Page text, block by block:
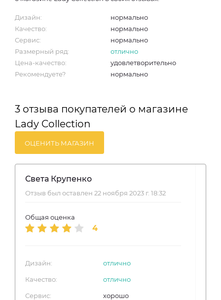
Дизайн:
нормально
Качество:
нормально
Сервис:
нормально
Размерный ряд:
отлично
Цена-качество:
удовлетворительно
Рекомендуете?
нормально
3 отзыва покупателей о магазине
Lady Collection
ОЦЕНИТЬ МАГАЗИН
Света Крупенко
Отзыв был оставлен 22 ноября 2023 г. 18:32
Общая оценка
4
Дизайн: отлично
Качество: отлично
Сервис: хорошо